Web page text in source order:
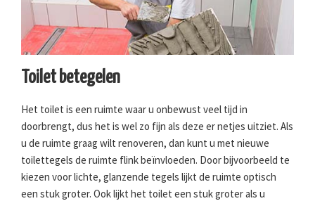
Toilet betegelen
Het toilet is een ruimte waar u onbewust veel tijd in
doorbrengt, dus het is wel zo fijn als deze er netjes uitziet. Als
u de ruimte graag wilt renoveren, dan kunt u met nieuwe
toilettegels de ruimte flink beïnvloeden. Door bijvoorbeeld te
kiezen voor lichte, glanzende tegels lijkt de ruimte optisch
een stuk groter. Ook lijkt het toilet een stuk groter als u